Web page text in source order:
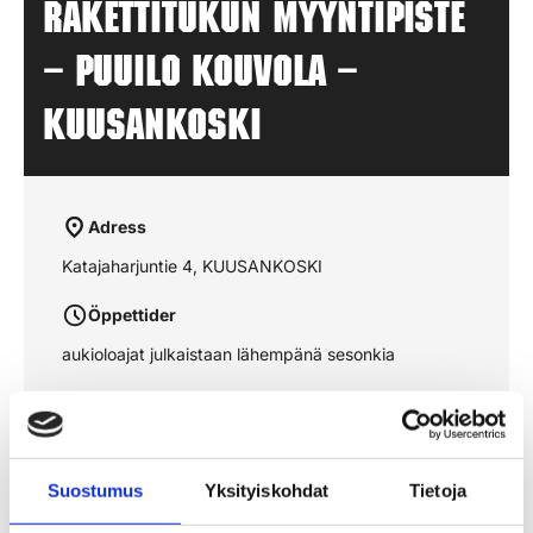
Suostumus Yksityiskohdat Tietoja
Rakettitukun myyntipiste
– PUUILO KOUVOLA –
KUUSANKOSKI
Adress
Katajaharjuntie 4, KUUSANKOSKI
Öppettider
aukioloajat julkaistaan lähempänä sesonkia
Se rutten på kartan